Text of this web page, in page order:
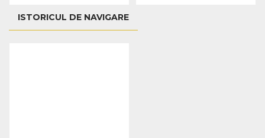
ISTORICUL DE NAVIGARE